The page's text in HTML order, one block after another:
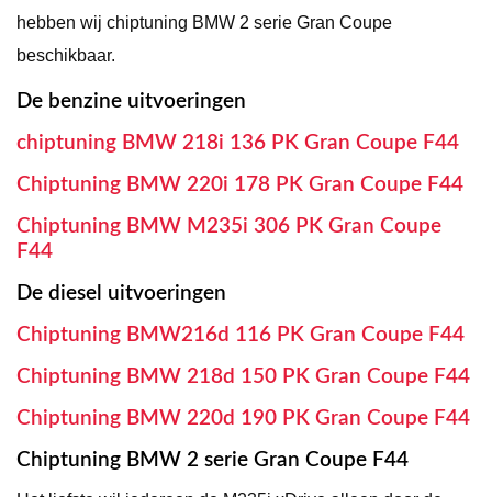
hebben wij chiptuning BMW 2 serie Gran Coupe
beschikbaar.
De benzine uitvoeringen
chiptuning BMW 218i 136 PK Gran Coupe F44
Chiptuning BMW 220i 178 PK Gran Coupe F44
Chiptuning BMW M235i 306 PK Gran Coupe
F44
De diesel uitvoeringen
Chiptuning BMW216d 116 PK Gran Coupe F44
Chiptuning BMW 218d 150 PK Gran Coupe F44
Chiptuning BMW 220d 190 PK Gran Coupe F44
Chiptuning BMW 2 serie Gran Coupe F44